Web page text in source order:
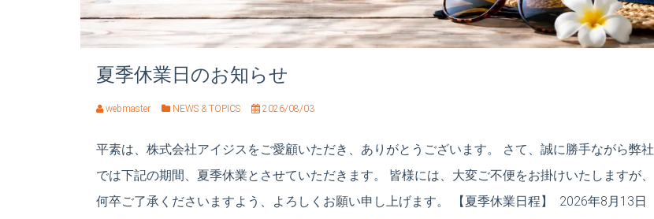
夏季休業日のお知らせ
webmaster NEWS & TOPICS 2026/08/03
平素は、株式会社アイジスをご愛顧いただき、ありがとうございます。 さて、誠に勝手ながら弊社
では下記の期間、夏季休業とさせていただきます。 皆様には、大変ご不便をお掛けいたしますが、
何卒ご了承くださいますよう、よろしくお願い申し上げます。 【夏季休業日程】 2026年8月13日